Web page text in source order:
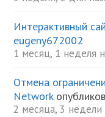
Интерактивный
eugeny672002
1 месяц, 1 неделя
Отмена
Network
2 месяца, 3 недели